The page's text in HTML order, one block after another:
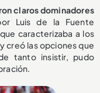
claros dominadores
Luis de la Fuente
caracterizaba a los
creó las opciones que
tanto insistir, pudo